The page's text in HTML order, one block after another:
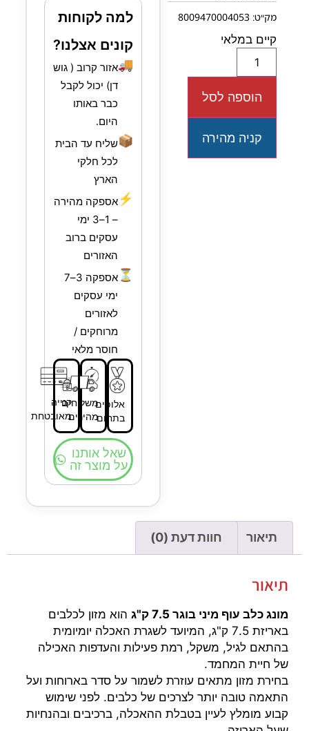
מק״ט: 8009470004053
קיים במלאי
הוספה לסל
קניה מהירה
למה לקוחות
קונים אצלנו?
🚚אזור קרוב ( גוש
דן) יכול לקבל
כבר באותו
היום.
📦שליח עד הבית
לכל חלקי
הארץ
⚡אספקה מהירה
– 1–3 ימי
עסקים ברוב
האזורים
⏳
אספקה 3–7
ימי עסקים
לאזורים
מרוחקים /
חוסר מלאי
אלופים
בתחום
משלוחים
מהירים
קנייה
מאובטחת
שאל אותנו
על מוצר זה
תיאור חוות דעת (0)
תיאור
מונג כלב עוף מיני בוגר 7.5 ק"ג
הוא מזון לכלבים
באריזת 7.5 ק"ג, המיועד לשגרת האכלה יומיומית
בהתאם לגיל, משקל, רמת פעילות והעדפות האכילה
של חיית המחמד.
בחירת מזון מתאים עוזרת לשמור על סדר בארוחות ועל
התאמה טובה יותר לצרכים של כלבים. לפני שימוש
קבוע מומלץ לעיין בטבלת ההאכלה, ברכיבים ובהנחיות